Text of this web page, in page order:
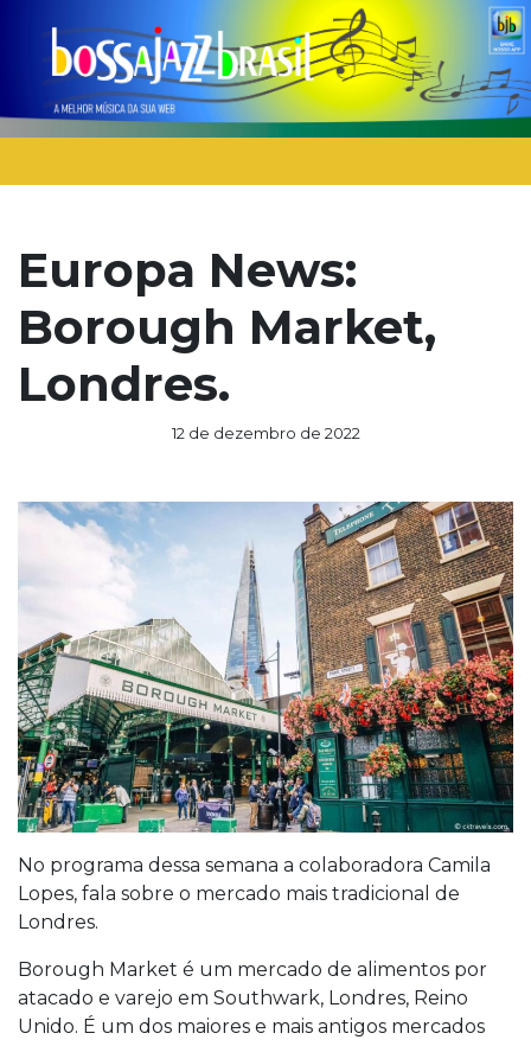
Europa News:
Borough Market,
Londres.
12 de dezembro de 2022
No programa dessa semana a colaboradora Camila
Lopes, fala sobre o mercado mais tradicional de
Londres.
Borough Market é um mercado de alimentos por
atacado e varejo em Southwark, Londres, Reino
Unido. É um dos maiores e mais antigos mercados